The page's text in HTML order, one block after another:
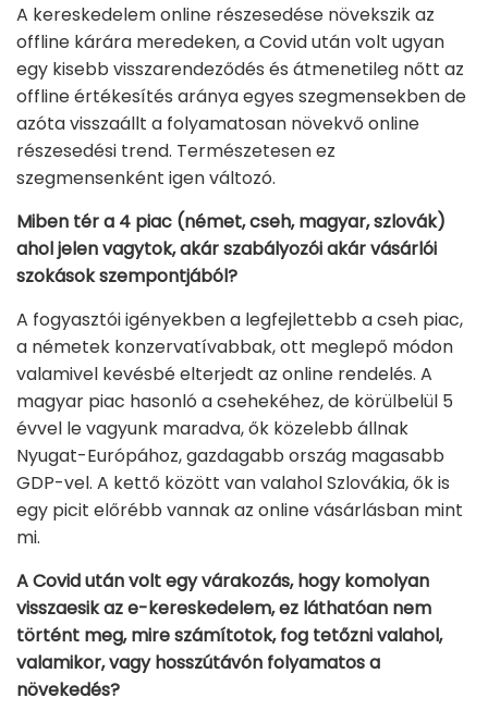
A kereskedelem online részesedése növekszik az
offline kárára meredeken, a Covid után volt ugyan
egy kisebb visszarendeződés és átmenetileg nőtt az
offline értékesítés aránya egyes szegmensekben de
azóta visszaállt a folyamatosan növekvő online
részesedési trend. Természetesen ez
szegmensenként igen változó.
Miben tér a 4 piac (német, cseh, magyar, szlovák)
ahol jelen vagytok, akár szabályozói akár vásárlói
szokások szempontjából?
A fogyasztói igényekben a legfejlettebb a cseh piac,
a németek konzervatívabbak, ott meglepő módon
valamivel kevésbé elterjedt az online rendelés. A
magyar piac hasonló a csehekéhez, de körülbelül 5
évvel le vagyunk maradva, ők közelebb állnak
Nyugat-Európához, gazdagabb ország magasabb
GDP-vel. A kettő között van valahol Szlovákia, ők is
egy picit előrébb vannak az online vásárlásban mint
mi.
A Covid után volt egy várakozás, hogy komolyan
visszaesik az e-kereskedelem, ez láthatóan nem
történt meg, mire számítotok, fog tetőzni valahol,
valamikor, vagy hosszútávón folyamatos a
növekedés?